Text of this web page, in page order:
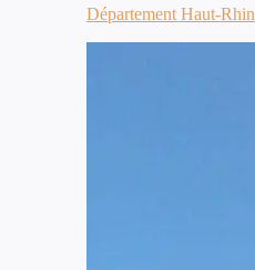
Département Haut-Rhin